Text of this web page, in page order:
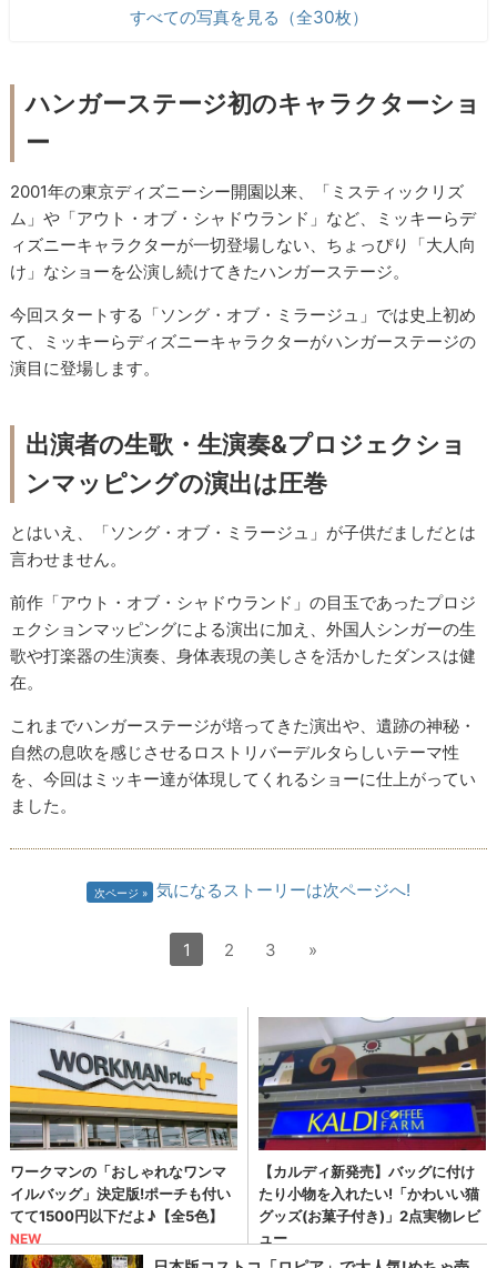
すべての写真を見る（全30枚）
ハンガーステージ初のキャラクターショ
ー
2001年の東京ディズニーシー開園以来、「ミスティックリズ
ム」や「アウト・オブ・シャドウランド」など、ミッキーらデ
ィズニーキャラクターが一切登場しない、ちょっぴり「大人向
け」なショーを公演し続けてきたハンガーステージ。
今回スタートする「ソング・オブ・ミラージュ」では史上初め
て、ミッキーらディズニーキャラクターがハンガーステージの
演目に登場します。
出演者の生歌・生演奏&プロジェクショ
ンマッピングの演出は圧巻
とはいえ、「ソング・オブ・ミラージュ」が子供だましだとは
言わせません。
前作「アウト・オブ・シャドウランド」の目玉であったプロジ
ェクションマッピングによる演出に加え、外国人シンガーの生
歌や打楽器の生演奏、身体表現の美しさを活かしたダンスは健
在。
これまでハンガーステージが培ってきた演出や、遺跡の神秘・
自然の息吹を感じさせるロストリバーデルタらしいテーマ性
を、今回はミッキー達が体現してくれるショーに仕上がってい
ました。
次ページ 気になるストーリーは次ページへ!
1 2 3 »